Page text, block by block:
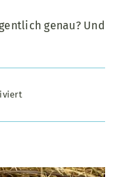
genau? Und
für
weg
Meerschweinchen!